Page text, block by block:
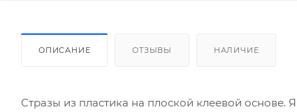
ОПИСАНИЕ ОТЗЫВЫ НАЛИЧИЕ
Стразы из пластика на плоской клеевой основе.